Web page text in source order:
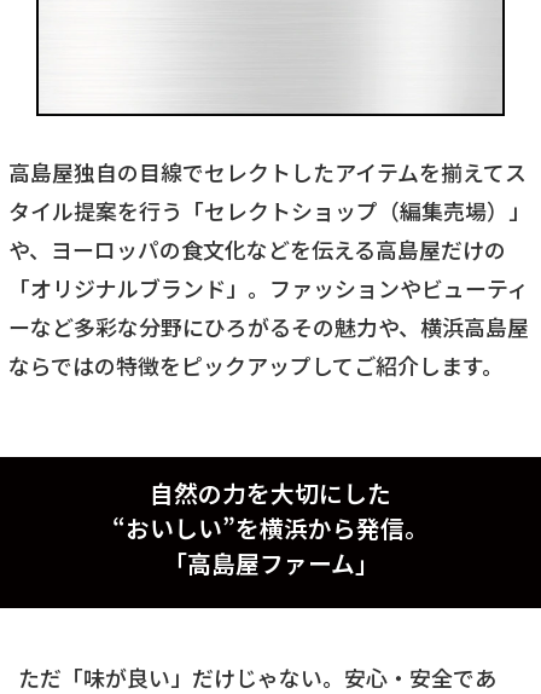
高島屋独自の目線でセレクトしたアイテムを揃えてス
タイル提案を行う「セレクトショップ（編集売場）」
や、ヨーロッパの食文化などを伝える高島屋だけの
「オリジナルブランド」。ファッションやビューティ
ーなど多彩な分野にひろがるその魅力や、横浜高島屋
ならではの特徴をピックアップしてご紹介します。
自然の力を大切にした
“おいしい”を横浜から発信。
「高島屋ファーム」
ただ「味が良い」だけじゃない。安心・安全であ